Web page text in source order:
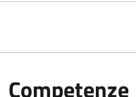
Competenze